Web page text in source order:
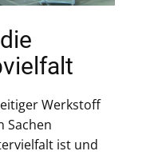
Werkstoff
Sachen
ist und